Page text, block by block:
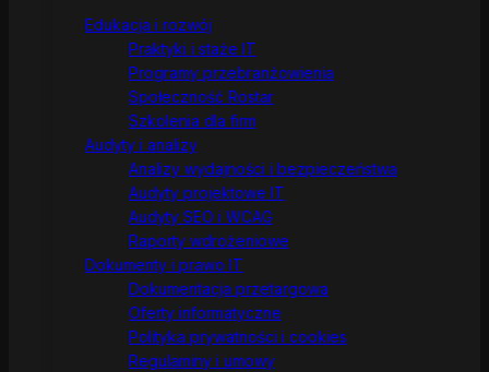
Edukacja i rozwój
Praktyki i staże IT
Programy przebranżowienia
Społeczność Rostar
Szkolenia dla firm
Audyty i analizy
Analizy wydajności i bezpieczeństwa
Audyty projektowe IT
Audyty SEO i WCAG
Raporty wdrożeniowe
Dokumenty i prawo IT
Dokumentacja przetargowa
Oferty informatyczne
Polityka prywatności i cookies
Regulaminy i umowy